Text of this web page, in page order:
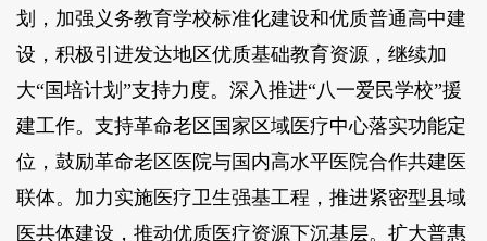
划，加强义务教育学校标准化建设和优质普通高中建
设，积极引进发达地区优质基础教育资源，继续加
大“国培计划”支持力度。深入推进“八一爱民学校”援
建工作。支持革命老区国家区域医疗中心落实功能定
位，鼓励革命老区医院与国内高水平医院合作共建医
联体。加力实施医疗卫生强基工程，推进紧密型县域
医共体建设，推动优质医疗资源下沉基层。扩大普惠